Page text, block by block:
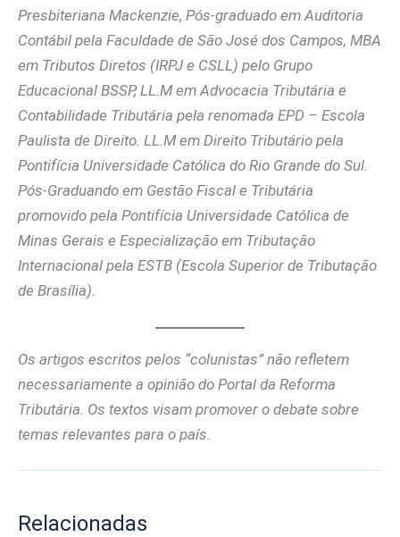
Presbiteriana Mackenzie, Pós-graduado em Auditoria
Contábil pela Faculdade de São José dos Campos, MBA
em Tributos Diretos (IRPJ e CSLL) pelo Grupo
Educacional BSSP, LL.M em Advocacia Tributária e
Contabilidade Tributária pela renomada EPD – Escola
Paulista de Direito. LL.M em Direito Tributário pela
Pontifícia Universidade Católica do Rio Grande do Sul.
Pós-Graduando em Gestão Fiscal e Tributária
promovido pela Pontifícia Universidade Católica de
Minas Gerais e Especialização em Tributação
Internacional pela ESTB (Escola Superior de Tributação
de Brasília).
Os artigos escritos pelos “colunistas” não refletem
necessariamente a opinião do Portal da Reforma
Tributária. Os textos visam promover o debate sobre
temas relevantes para o país.
Relacionadas